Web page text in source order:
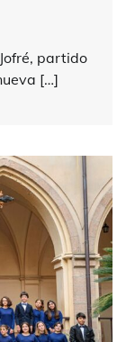
partido
[…]